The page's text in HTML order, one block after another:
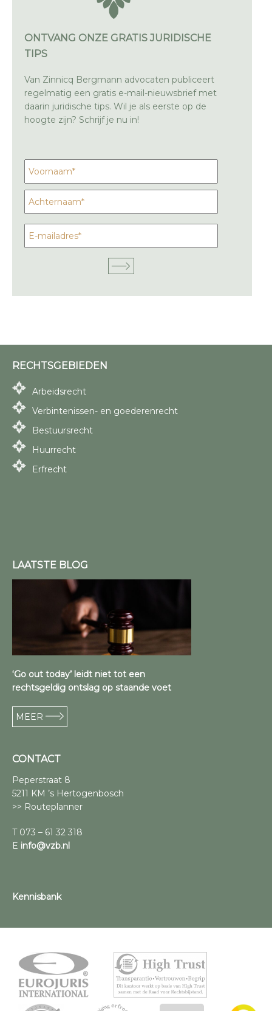
ONTVANG ONZE GRATIS JURIDISCHE
TIPS
Van Zinnicq Bergmann advocaten publiceert
regelmatig een gratis e-mail-nieuwsbrief met
daarin juridische tips. Wil je als eerste op de
hoogte zijn? Schrijf je nu in!
RECHTSGEBIEDEN
Arbeidsrecht
Verbintenissen- en goederenrecht
Bestuursrecht
Huurrecht
Erfrecht
LAATSTE BLOG
‘Go out today’ leidt niet tot een
rechtsgeldig ontslag op staande voet
MEER
CONTACT
Peperstraat 8
5211 KM ’s Hertogenbosch
>> Routeplanner
T 073 – 61 32 318
E info@vzb.nl
Kennisbank